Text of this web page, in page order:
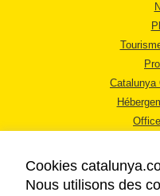
Catalunya
Cookies
Nous utilisons des